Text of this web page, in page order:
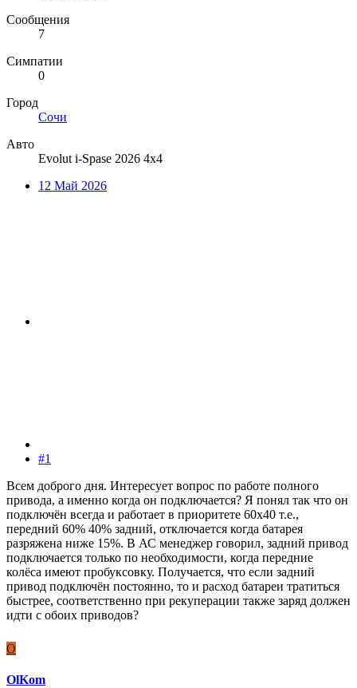
Сообщения
7
Симпатии
0
Город
Сочи
Авто
Evolut i-Spase 2026 4x4
12 Май 2026
#1
Всем доброго дня. Интересует вопрос по работе полного
привода, а именно когда он подключается? Я понял так что он
подключён всегда и работает в приоритете 60х40 т.е.,
передний 60% 40% задний, отключается когда батарея
разряжена ниже 15%. В АС менеджер говорил, задний привод
подключается только по необходимости, когда передние
колёса имеют пробуксовку. Получается, что если задний
привод подключён постоянно, то и расход батареи тратиться
быстрее, соответственно при рекуперации также заряд должен
идти с обоих приводов?
O
OlKom